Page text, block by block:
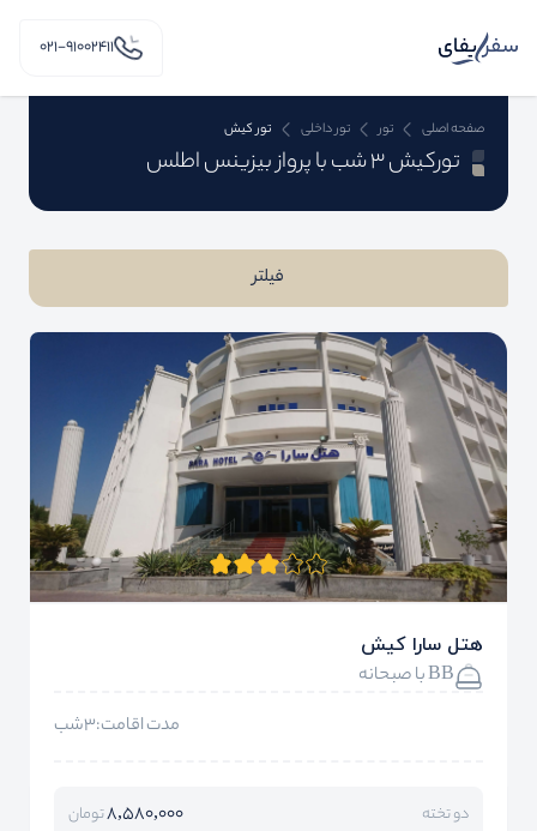
۰۲۱-91002411
صفحه اصلی تور تور داخلی تور کیش
تورکیش 3 شب با پرواز بیزینس اطلس
فیلتر
هتل سارا کیش
BB با صبحانه
مدت اقامت:3شب
دو تخته 8,580,000تومان